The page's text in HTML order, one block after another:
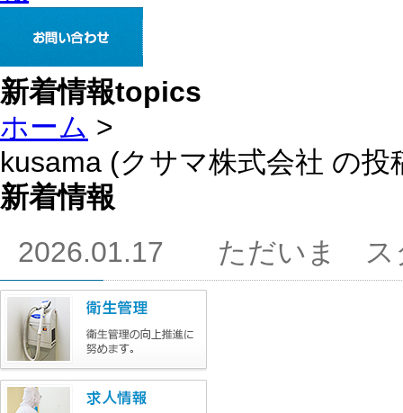
新着情報topics
ホーム >
kusama (クサマ株式会社 の投
新着情報
2026.01.17
ただいま ス